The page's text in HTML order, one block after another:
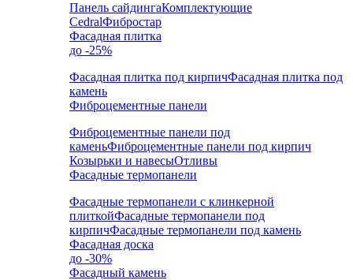
Панель сайдингаКомплектующие
CedralФибростар
Фасадная плитка
до -25%
Фасадная плитка под кирпичФасадная плитка под
камень
Фиброцементные панели
Фиброцементные панели под
каменьФиброцементные панели под кирпич
Козырьки и навесыОтливы
Фасадные термопанели
Фасадные термопанели с клинкерной
плиткойФасадные термопанели под
кирпичФасадные термопанели под камень
Фасадная доска
до -30%
Фасадный камень